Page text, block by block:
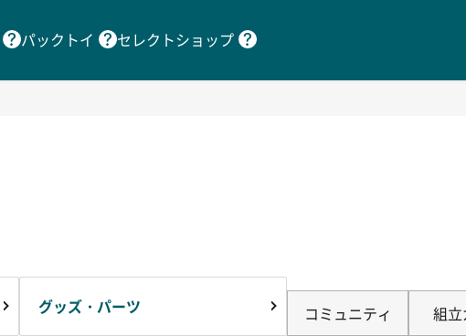
パックトイ セレクトショップ
グッズ・パーツ コミュニティ 組立